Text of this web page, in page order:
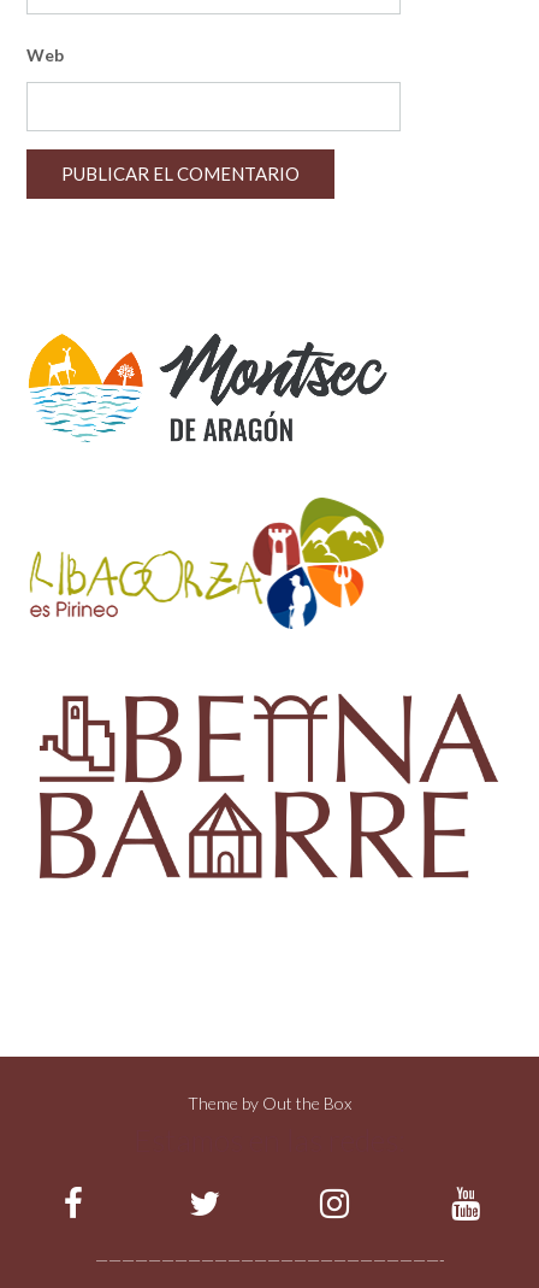
Web
Theme by Out the Box
——————————————————————————-